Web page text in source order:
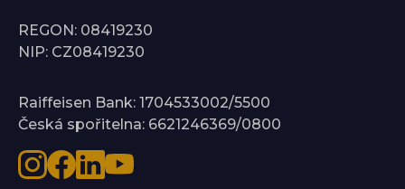
REGON: 08419230
NIP: CZ08419230
Raiffeisen Bank: 1704533002/5500
Česká spořitelna: 6621246369/0800